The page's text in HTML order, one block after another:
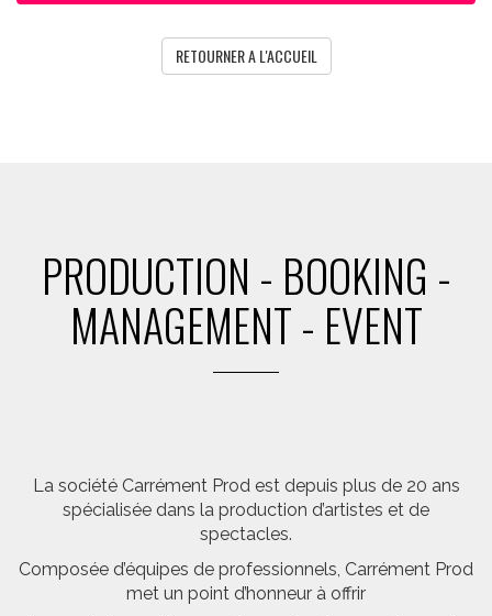
RETOURNER A L'ACCUEIL
PRODUCTION - BOOKING -
MANAGEMENT - EVENT
La société Carrément Prod est depuis plus de 20 ans
spécialisée dans la production d’artistes et de
spectacles.
Composée d’équipes de professionnels, Carrément Prod
met un point d’honneur à offrir